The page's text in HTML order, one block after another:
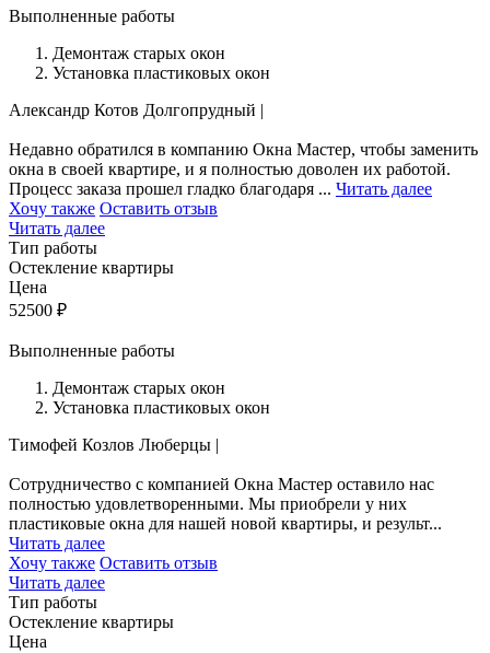
Выполненные работы
Демонтаж старых окон
Установка пластиковых окон
Александр Котов Долгопрудный |
Недавно обратился в компанию Окна Мастер, чтобы заменить
окна в своей квартире, и я полностью доволен их работой.
Процесс заказа прошел гладко благодаря ... Читать далее
Хочу также Оставить отзыв
Читать далее
Тип работы
Остекление квартиры
Цена
52500 ₽
Выполненные работы
Демонтаж старых окон
Установка пластиковых окон
Тимофей Козлов Люберцы |
Сотрудничество с компанией Окна Мастер оставило нас
полностью удовлетворенными. Мы приобрели у них
пластиковые окна для нашей новой квартиры, и результ...
Читать далее
Хочу также Оставить отзыв
Читать далее
Тип работы
Остекление квартиры
Цена